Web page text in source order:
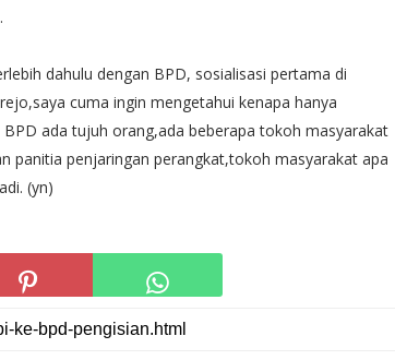
dahulu dengan BPD, sosialisasi pertama di
cuma ingin mengetahui kenapa hanya
ada tujuh orang,ada beberapa tokoh masyarakat
panitia penjaringan perangkat,tokoh masyarakat apa
(yn)